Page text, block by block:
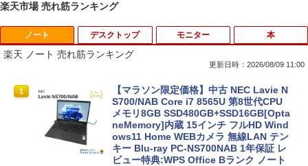
楽天市場 売れ筋ランキング
ノート
楽天 ノート 売れ筋ランキング
更新日時：2026/08/09 11:00
1
【マラソン限定価格】中古 NEC Lavie N
S700/NAB Core i7 8565U 第8世代CPU
メモリ8GB SSD480GB+SSD16GB[Opta
neMemory]内蔵 15インチ フルHD Wind
ows11 Home WEBカメラ 無線LAN テン
キー Blu-ray PC-NS700NAB 1年保証 レ
ビュー特典:WPS Office Bランク ノート
デスクトップ モニター 本